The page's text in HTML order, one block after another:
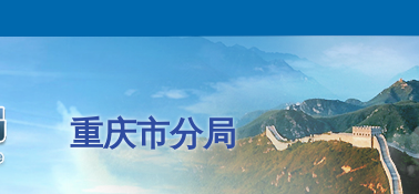
重庆市分局